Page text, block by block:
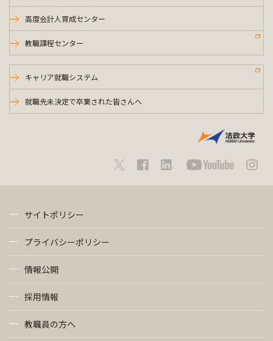
高度会計人育成センター
教職課程センター
キャリア就職システム
就職先未決定で卒業された皆さんへ
サイトポリシー
プライバシーポリシー
情報公開
採用情報
教職員の方へ